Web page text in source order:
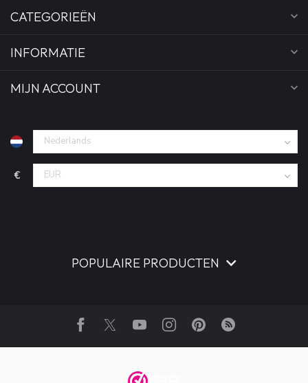
CATEGORIEËN
INFORMATIE
MIJN ACCOUNT
€
POPULAIRE PRODUCTEN